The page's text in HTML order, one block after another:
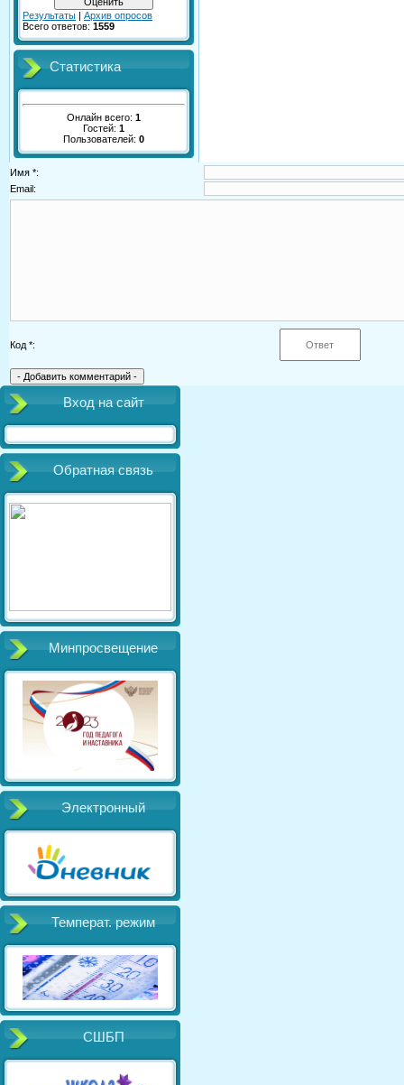
Результаты | Архив опросов
Всего ответов: 1559
Статистика
Онлайн всего: 1
Гостей: 1
Пользователей: 0
Имя *:
Email:
Код *:
Вход на сайт
Обратная связь
Минпросвещение
Электронный
Температ. режим
СШБП